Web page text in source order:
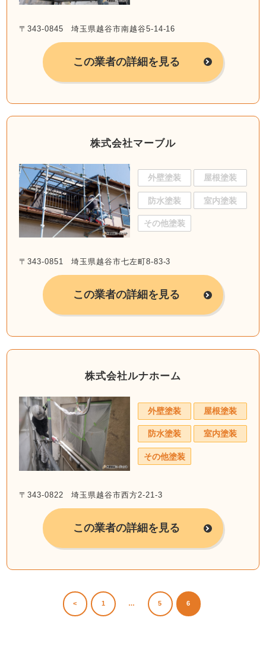
〒343-0845 埼玉県越谷市南越谷5-14-16
この業者の詳細を見る
株式会社マーブル
外壁塗装 屋根塗装
防水塗装 室内塗装
その他塗装
〒343-0851 埼玉県越谷市七左町8-83-3
この業者の詳細を見る
株式会社ルナホーム
外壁塗装 屋根塗装
防水塗装 室内塗装
その他塗装
〒343-0822 埼玉県越谷市西方2-21-3
この業者の詳細を見る
< 1 … 5 6